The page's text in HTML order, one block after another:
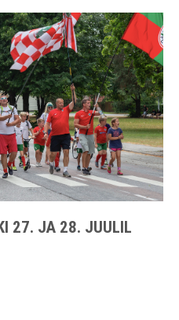
27. JA 28. JUULIL